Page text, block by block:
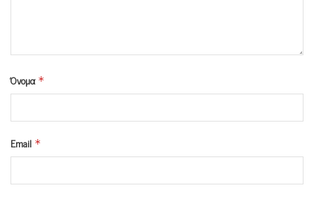
Όνομα *
Email *